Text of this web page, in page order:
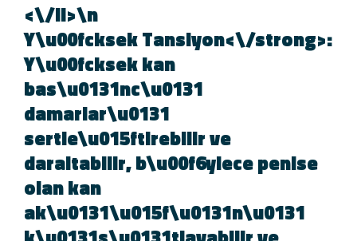
<\/li>\n
Y\u00fcksek Tansiyon<\/
Y\u00fcksek kan
bas\u0131nc\u0131
damarlar\u0131
sertle\u015ftirebilir ve
daraltabilir, b\u00f6ylece penise
olan kan
ak\u0131\u015f\u0131n\u0131